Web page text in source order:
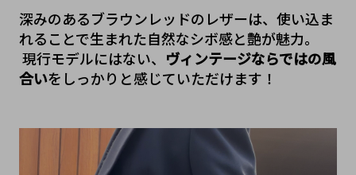
深みのあるブラウンレッドのレザーは、使い込ま
れることで生まれた自然なシボ感と艶が魅力。
現行モデルにはない、 ヴィンテージならではの風
合いをしっかりと感じていただけます！